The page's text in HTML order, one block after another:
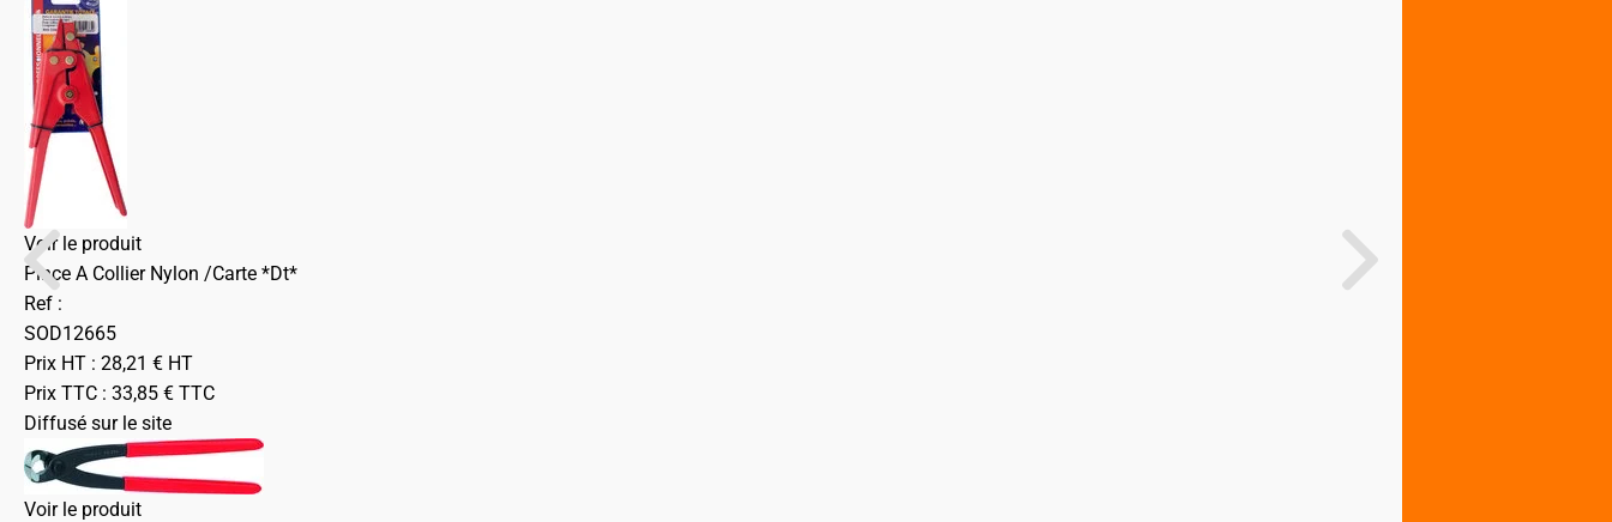
Voir le produit
Pince A Collier Nylon /Carte *Dt*
Ref :
SOD12665
Prix HT : 28,21 € HT
Prix TTC : 33,85 € TTC
Diffusé sur le site
Voir le produit